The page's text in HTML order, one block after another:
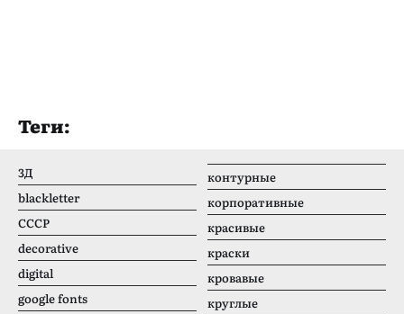
Теги:
3Д
blackletter
CCCР
decorative
digital
google fonts
контурные
корпоративные
красивые
краски
кровавые
круглые